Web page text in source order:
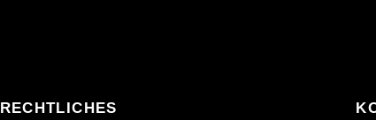
RECHTLICHES